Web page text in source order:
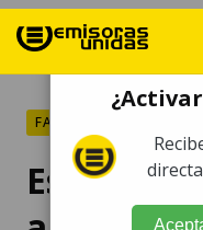
FARÁNDULA
Esme La